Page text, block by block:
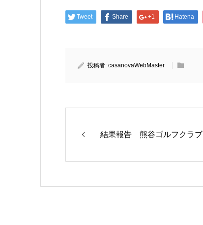
Tweet Share +1 Hatena
投稿者: casanovaWebMaster
結果報告 熊谷ゴルフクラブ